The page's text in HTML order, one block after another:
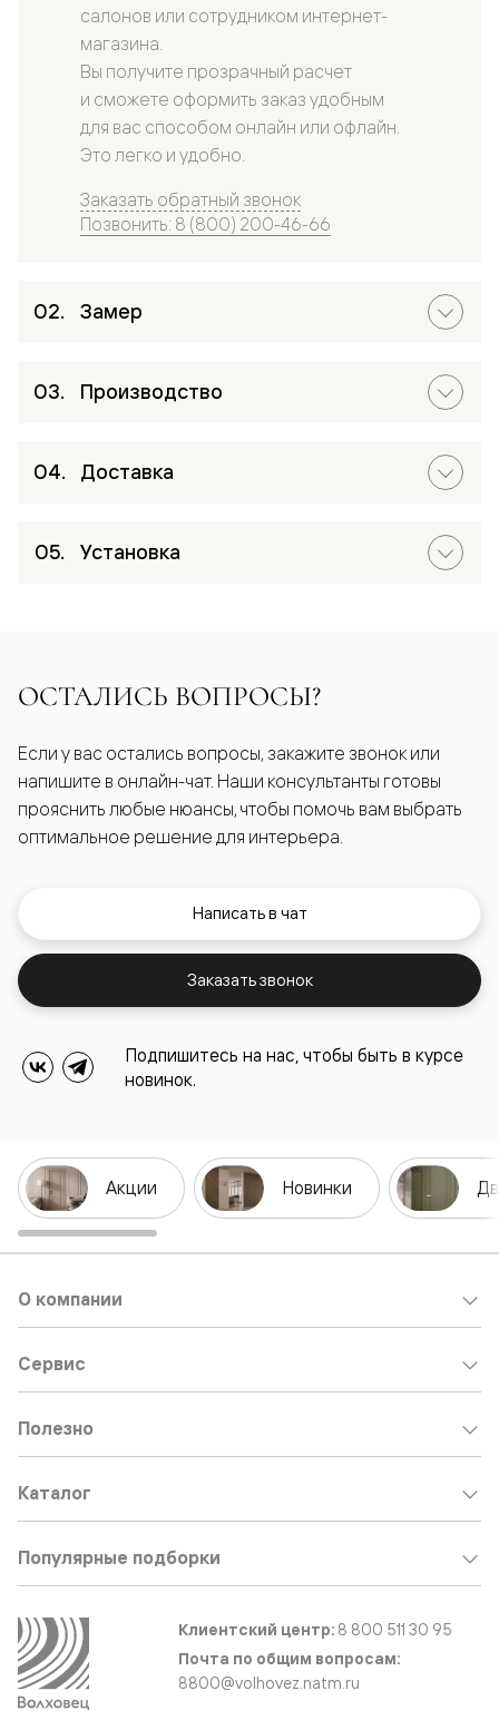
салонов или сотрудником интернет-
магазина.
Вы получите прозрачный расчет
и сможете оформить заказ удобным
для вас способом онлайн или офлайн.
Это легко и удобно.
Заказать обратный звонок
Позвонить: 8 (800) 200-46-66
Замер
Производство
Доставка
Установка
ОСТАЛИСЬ ВОПРОСЫ?
Если у вас остались вопросы, закажите звонок или
напишите в онлайн-чат. Наши консультанты готовы
прояснить любые нюансы, чтобы помочь вам выбрать
оптимальное решение для интерьера.
Написать в чат
Заказать звонок
Подпишитесь на нас, чтобы быть в курсе
новинок.
Акции Новинки
О компании
Сервис
Полезно
Каталог
Популярные подборки
Клиентский центр: 8 800 511 30 95
Почта по общим вопросам:
8800@volhovez.natm.ru